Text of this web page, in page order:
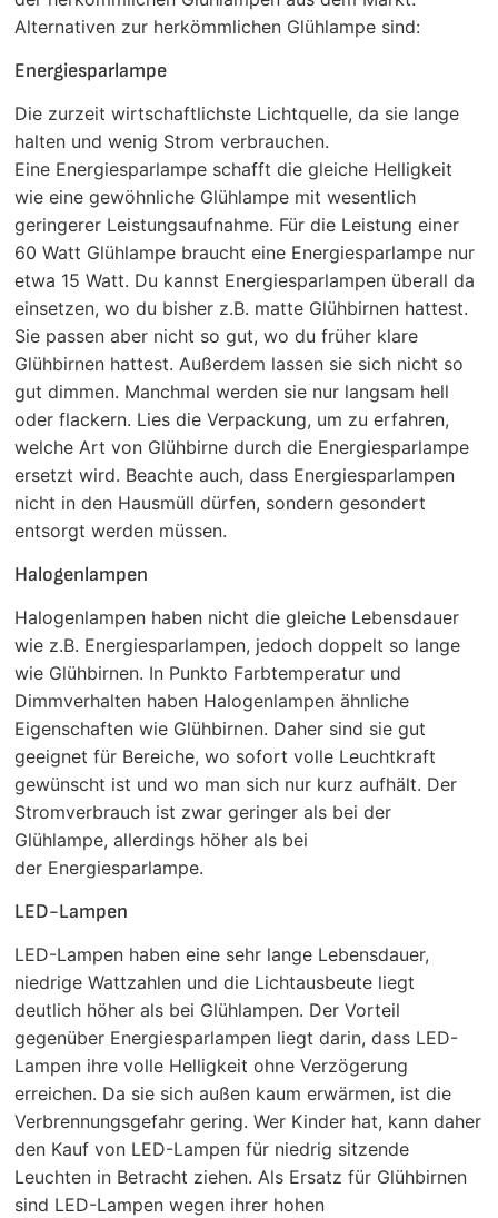
Alternativen zur herkömmlichen Glühlampe sind:
Energiesparlampe
Die zurzeit wirtschaftlichste Lichtquelle, da sie lange
halten und wenig Strom verbrauchen.
Eine Energiesparlampe schafft die gleiche Helligkeit
wie eine gewöhnliche Glühlampe mit wesentlich
geringerer Leistungsaufnahme. Für die Leistung einer
60 Watt Glühlampe braucht eine Energiesparlampe nur
etwa 15 Watt. Du kannst Energiesparlampen überall da
einsetzen, wo du bisher z.B. matte Glühbirnen hattest.
Sie passen aber nicht so gut, wo du früher klare
Glühbirnen hattest. Außerdem lassen sie sich nicht so
gut dimmen. Manchmal werden sie nur langsam hell
oder flackern. Lies die Verpackung, um zu erfahren,
welche Art von Glühbirne durch die Energiesparlampe
ersetzt wird. Beachte auch, dass Energiesparlampen
nicht in den Hausmüll dürfen, sondern gesondert
entsorgt werden müssen.
Halogenlampen
Halogenlampen haben nicht die gleiche Lebensdauer
wie z.B. Energiesparlampen, jedoch doppelt so lange
wie Glühbirnen. In Punkto Farbtemperatur und
Dimmverhalten haben Halogenlampen ähnliche
Eigenschaften wie Glühbirnen. Daher sind sie gut
geeignet für Bereiche, wo sofort volle Leuchtkraft
gewünscht ist und wo man sich nur kurz aufhält. Der
Stromverbrauch ist zwar geringer als bei der
Glühlampe, allerdings höher als bei
der Energiesparlampe.
LED-Lampen
LED-Lampen haben eine sehr lange Lebensdauer,
niedrige Wattzahlen und die Lichtausbeute liegt
deutlich höher als bei Glühlampen. Der Vorteil
gegenüber Energiesparlampen liegt darin, dass LED-
Lampen ihre volle Helligkeit ohne Verzögerung
erreichen. Da sie sich außen kaum erwärmen, ist die
Verbrennungsgefahr gering. Wer Kinder hat, kann daher
den Kauf von LED-Lampen für niedrig sitzende
Leuchten in Betracht ziehen. Als Ersatz für Glühbirnen
sind LED-Lampen wegen ihrer hohen